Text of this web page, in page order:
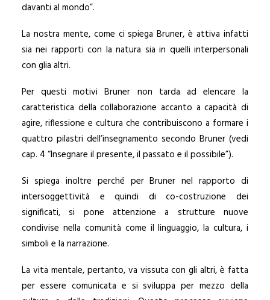
davanti al mondo”.
La nostra mente, come ci spiega Bruner, è attiva infatti
sia nei rapporti con la natura sia in quelli interpersonali
con glia altri.
Per questi motivi Bruner non tarda ad elencare la
caratteristica della collaborazione accanto a capacità di
agire, riflessione e cultura che contribuiscono a formare i
quattro pilastri dell’insegnamento secondo Bruner (vedi
cap. 4 “Insegnare il presente, il passato e il possibile”).
Si spiega inoltre perché per Bruner nel rapporto di
intersoggettività e quindi di co-costruzione dei
significati, si pone attenzione a strutture nuove
condivise nella comunità come il linguaggio, la cultura, i
simboli e la narrazione.
La vita mentale, pertanto, va vissuta con gli altri, è fatta
per essere comunicata e si sviluppa per mezzo della